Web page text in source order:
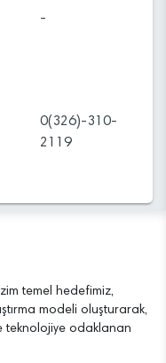
-
0(326)-310-
2119
temel hedefimiz,
modeli oluşturarak,
teknolojiye odaklanan